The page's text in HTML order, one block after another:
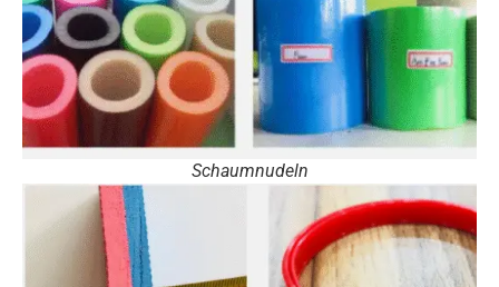
Schaumnudeln